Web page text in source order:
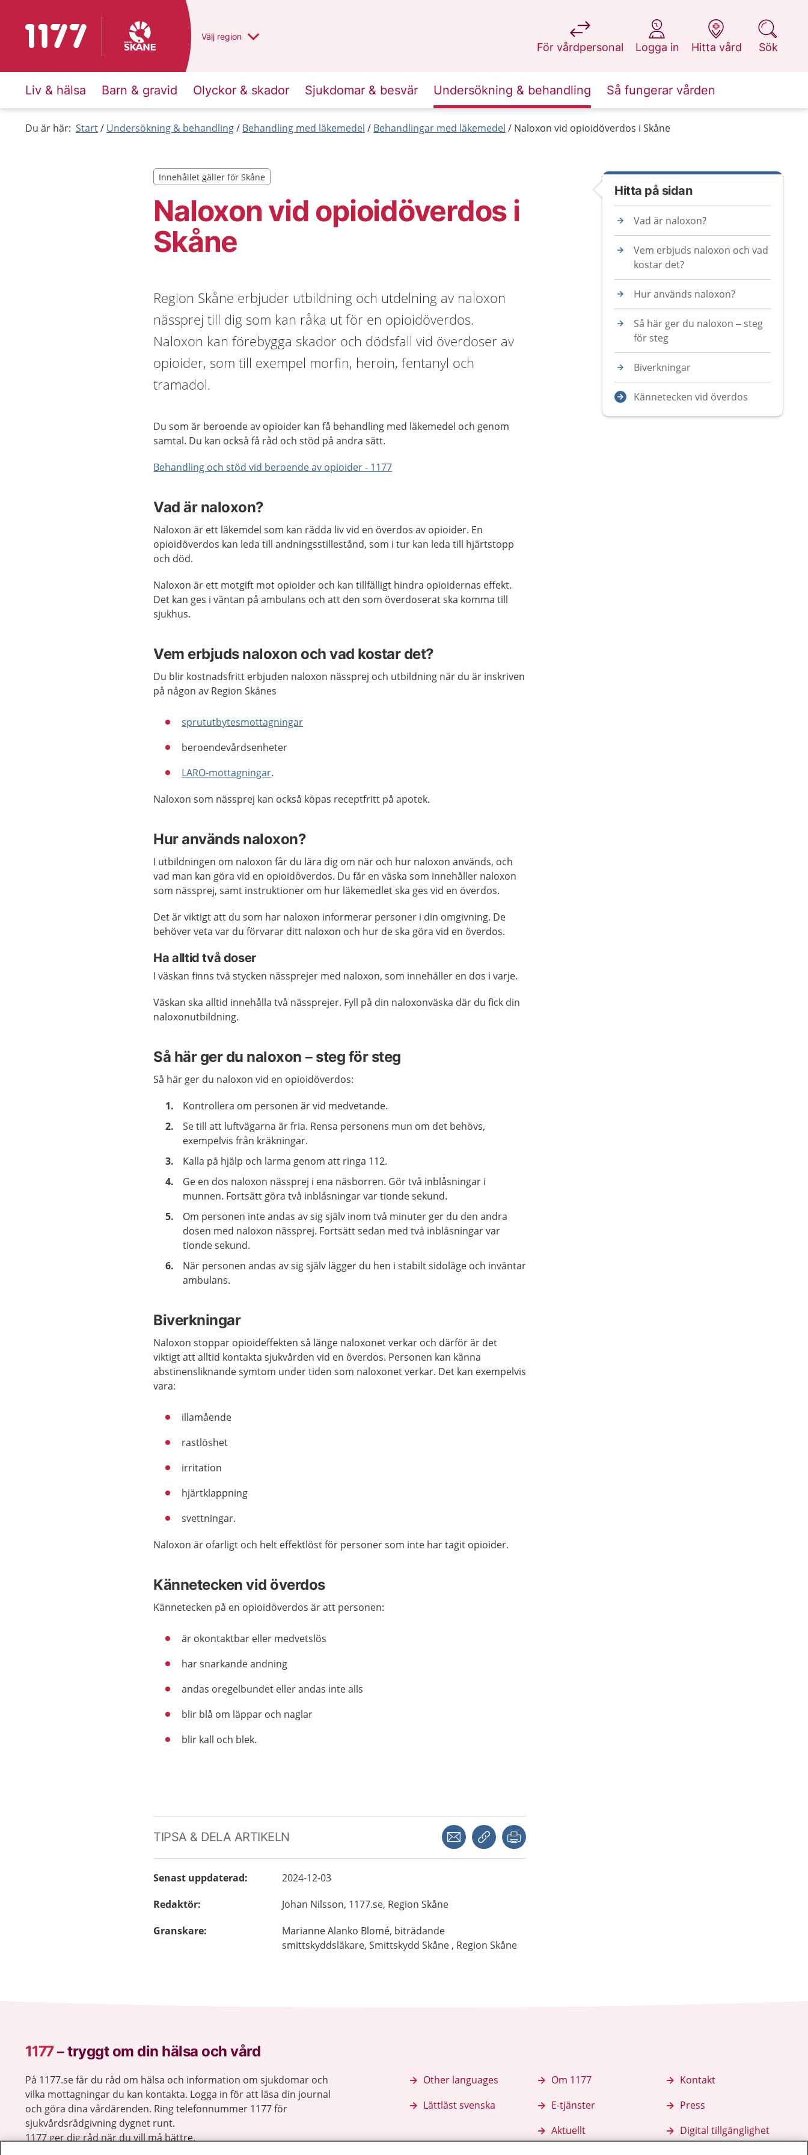
Till startsidan för 1177 Du har valt region
Välj en annan
region
För vårdpersonal
på 1177.se
Logga in
på 1177.se
Hitta vård
på 1177.se
Sök
på 1177.se
Liv & hälsa Barn & gravid Olyckor & skador Sjukdomar & besvär Undersökning & behandling Så fungerar vården
Du är här: Start Undersökning & behandling Behandling med läkemedel Behandlingar med läkemedel Naloxon vid opioidöverdos i Skåne
Naloxon vid opioidöverdos i
Skåne
Innehållet gäller för Skåne
Innehållet gäller för Skåne
Region Skåne erbjuder utbildning och utdelning av naloxon
nässprej till dig som kan råka ut för en opioidöverdos.
Naloxon kan förebygga skador och dödsfall vid överdoser av
opioider, som till exempel morfin, heroin, fentanyl och
tramadol.
Du som är beroende av opioider kan få behandling med läkemedel och genom
samtal. Du kan också få råd och stöd på andra sätt.
Behandling och stöd vid beroende av opioider - 1177
Vad är naloxon?
Naloxon är ett läkemdel som kan rädda liv vid en överdos av opioider. En
opioidöverdos kan leda till andningsstillestånd, som i tur kan leda till hjärtstopp
och död.
Naloxon är ett motgift mot opioider och kan tillfälligt hindra opioidernas effekt.
Det kan ges i väntan på ambulans och att den som överdoserat ska komma till
sjukhus.
Vem erbjuds naloxon och vad kostar det?
Du blir kostnadsfritt erbjuden naloxon nässprej och utbildning när du är inskriven
på någon av Region Skånes
sprututbytesmottagningar
beroendevårdsenheter
LARO-mottagningar.
Naloxon som nässprej kan också köpas receptfritt på apotek.
Hur används naloxon?
I utbildningen om naloxon får du lära dig om när och hur naloxon används, och
vad man kan göra vid en opioidöverdos. Du får en väska som innehåller naloxon
som nässprej, samt instruktioner om hur läkemedlet ska ges vid en överdos.
Det är viktigt att du som har naloxon informerar personer i din omgivning. De
behöver veta var du förvarar ditt naloxon och hur de ska göra vid en överdos.
Ha alltid två doser
I väskan finns två stycken nässprejer med naloxon, som innehåller en dos i varje.
Väskan ska alltid innehålla två nässprejer. Fyll på din naloxonväska där du fick din
naloxonutbildning.
Så här ger du naloxon – steg för steg
Så här ger du naloxon vid en opioidöverdos:
Kontrollera om personen är vid medvetande.
Se till att luftvägarna är fria. Rensa personens mun om det behövs,
exempelvis från kräkningar.
Kalla på hjälp och larma genom att ringa 112.
Ge en dos naloxon nässprej i ena näsborren. Gör två inblåsningar i
munnen. Fortsätt göra två inblåsningar var tionde sekund.
Om personen inte andas av sig själv inom två minuter ger du den andra
dosen med naloxon nässprej. Fortsätt sedan med två inblåsningar var
tionde sekund.
När personen andas av sig själv lägger du hen i stabilt sidoläge och inväntar
ambulans.
Biverkningar
Naloxon stoppar opioideffekten så länge naloxonet verkar och därför är det
viktigt att alltid kontakta sjukvården vid en överdos. Personen kan känna
abstinensliknande symtom under tiden som naloxonet verkar. Det kan exempelvis
vara:
illamående
rastlöshet
irritation
hjärtklappning
svettningar.
Naloxon är ofarligt och helt effektlöst för personer som inte har tagit opioider.
Kännetecken vid överdos
Kännetecken på en opioidöverdos är att personen:
är okontaktbar eller medvetslös
har snarkande andning
andas oregelbundet eller andas inte alls
blir blå om läppar och naglar
blir kall och blek.
TIPSA & DELA ARTIKELN Dela via mejlKopiera länk
Senast uppdaterad:
2024-12-03
Redaktör: Johan Nilsson, 1177.se, Region Skåne
Granskare: MarianneAlanko Blomé, biträdande
smittskyddsläkare, Smittskydd Skåne , Region Skåne
Hitta på sidan
Vad är naloxon?
Vem erbjuds naloxon och vad
kostar det?
Hur används naloxon?
Så här ger du naloxon – steg
för steg
Biverkningar
Kännetecken vid överdos
1177–tryggt om din hälsa och vård
På 1177.se får du råd om hälsa och information om sjukdomar och
vilka mottagningar du kan kontakta. Logga in för att läsa din journal
och göra dina vårdärenden. Ring telefonnummer 1177 för
sjukvårdsrådgivning dygnet runt.
1177 ger dig råd när du vill må bättre.
Other languages
Lättläst svenska
Om 1177
E-tjänster
Aktuellt
Kontakt
Press
Digital tillgänglighet